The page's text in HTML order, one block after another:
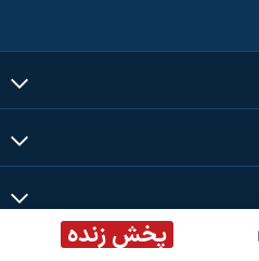
پخش زنده